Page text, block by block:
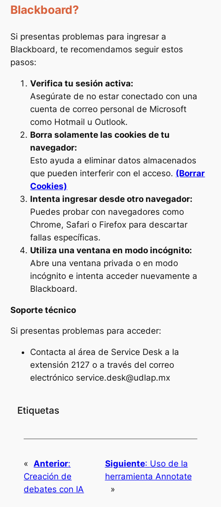
Blackboard?
Si presentas problemas para ingresar a
Blackboard, te recomendamos seguir estos
pasos:
Verifica tu sesión activa:
Asegúrate de no estar conectado con una
cuenta de correo personal de Microsoft
como Hotmail u Outlook.
Borra solamente las cookies de tu
navegador:
Esto ayuda a eliminar datos almacenados
que pueden interferir con el acceso. (Borrar
Cookies)
Intenta ingresar desde otro navegador:
Puedes probar con navegadores como
Chrome, Safari o Firefox para descartar
fallas específicas.
Utiliza una ventana en modo incógnito:
Abre una ventana privada o en modo
incógnito e intenta acceder nuevamente a
Blackboard.
Soporte técnico
Si presentas problemas para acceder:
Contacta al área de Service Desk a la
extensión 2127 o a través del correo
electrónico service.desk@udlap.mx
Etiquetas
« Anterior:
Creación de
debates con IA
Siguiente: Uso de la
herramienta Annotate
»